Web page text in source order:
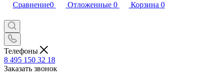
Сравнение0 Отложенные 0 Корзина 0
Телефоны
8 495 150 32 18
Заказать звонок